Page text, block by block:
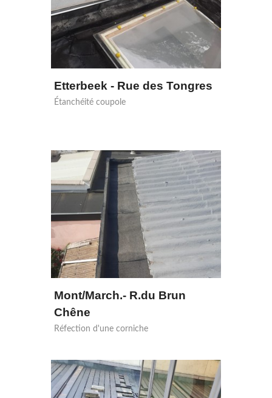
Etterbeek - Rue des Tongres
Étanchéité coupole
Mont/March.- R.du Brun
Chêne
Réfection d'une corniche